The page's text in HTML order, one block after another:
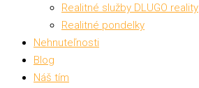
Realitné služby DLUGO reality
Realitné pondelky
Nehnuteľnosti
Blog
Náš tím